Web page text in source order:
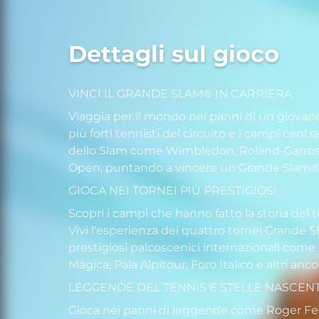
Dettagli sul gioco
VINCI IL GRANDE SLAM® IN CARRIERA
Viaggia per il mondo nei panni di un
più forti tennisti del circuito e i campi
dello Slam come Wimbledon, Roland-
Open, puntando a vincere un Grande Slam®
GIOCA NEI TORNEI PIÙ PRESTIGIOSI
Scopri i campi che hanno fatto la storia del
Vivi l'esperienza dei quattro tornei Grande
prestigiosi palcoscenici internazionali come
Mágica, Pala Alpitour, Foro Italico e altri
LEGGENDE DEL TENNIS E STELLE
Gioca nei panni di leggende come Roger